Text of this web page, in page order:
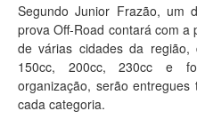
Segundo Junior Frazão, um
prova Off-Road contará com a
de várias cidades da região,
150cc, 200cc, 230cc e
organização, serão
cada categoria.